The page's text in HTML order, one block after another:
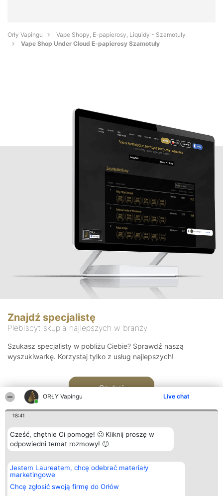
ORŁY Vapingu Live chat
18:41
Cześć, chętnie Ci pomogę! 🙂 Kliknij proszę w
odpowiedni temat rozmowy! 🙂
Jestem Laureatem, chcę odebrać materiały
marketingowe
Chcę zgłosić swoją firmę do Orłów
Orły Vapingu
Vape Shopy, E-papierosy, Liquidy - Szamotuły
Vape Shop Under Cloud E-papierosy Szamotuły
Znajdź specjalistę
Plebiscyt skupia najlepszych w branży
Szukasz specjalisty w pobliżu Ciebie? Sprawdź naszą
wyszukiwarkę. Korzystaj tylko z usług najlepszych!
Szukaj
Organizator plebiscytu
Bright Side Solutions sp. z o.
o. sp. k.
ul. Ruska 22
Wrocław 50-079
Plebiscyt
Laureaci
wszystkich
Laureatów
Kontakt
Kontakt